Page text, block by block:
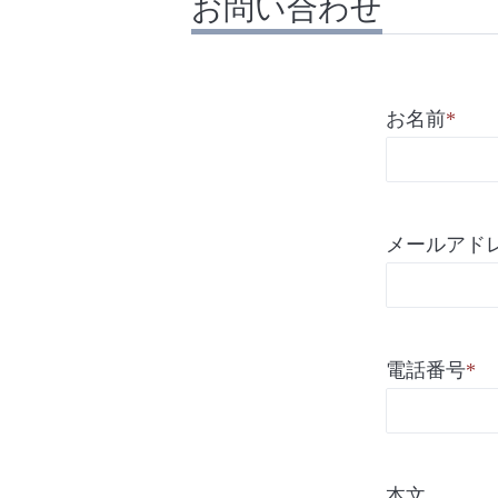
お問い合わせ
お名前*
メールアド
電話番号*